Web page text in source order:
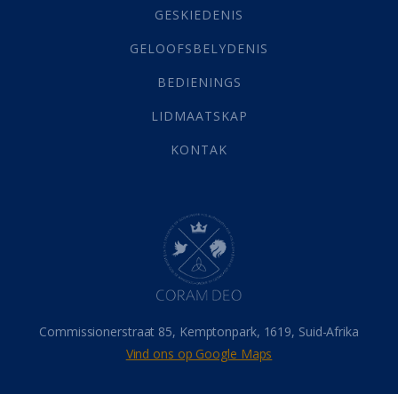
Grys Areas(4)
Lewensdoel(3)
Selfondersoek(1)
Werk(22)
(142)
Hemel (31)
Israel (14)
Millennium(1)
Oordeelsdag(19)
Verheerlikte liggaam
Wederkoms
(27)
Gebed(87)
GESKIEDENIS
GELOOFSBELYDENIS
BEDIENINGS
LIDMAATSKAP
KONTAK
Commissionerstraat 85, Kemptonpark, 1619, Suid-Afrika
Vind ons op Google Maps